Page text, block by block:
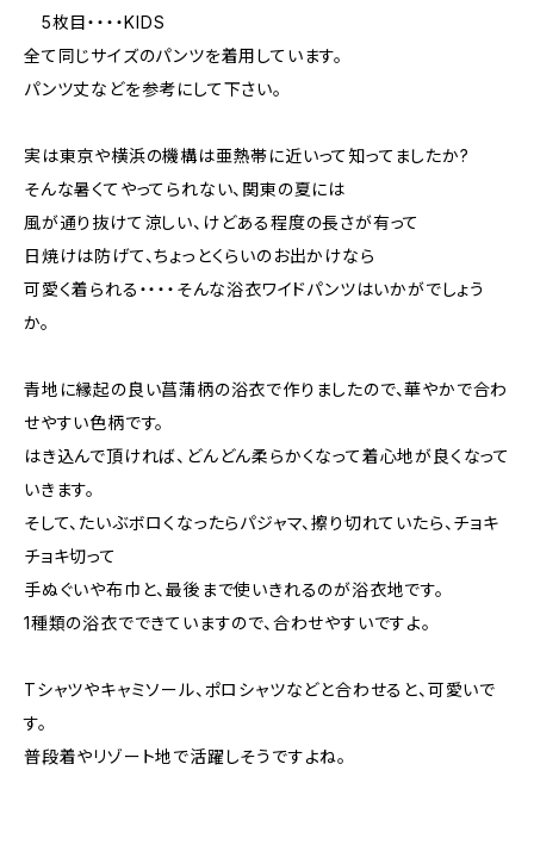
5枚目・・・・KIDS
全て同じサイズのパンツを着用しています。
パンツ丈などを参考にして下さい。
実は東京や横浜の機構は亜熱帯に近いって知ってましたか?
そんな暑くてやってられない、関東の夏には
風が通り抜けて涼しい、けどある程度の長さが有って
日焼けは防げて、ちょっとくらいのお出かけなら
可愛く着られる・・・・そんな浴衣ワイドパンツはいかがでしょう
か。
青地に縁起の良い菖蒲柄の浴衣で作りましたので、華やかで合わ
せやすい色柄です。
はき込んで頂ければ、どんどん柔らかくなって着心地が良くなって
いきます。
そして、たいぶボロくなったらパジャマ、擦り切れていたら、チョキ
チョキ切って
手ぬぐいや布巾と、最後まで使いきれるのが浴衣地です。
1種類の浴衣でできていますので、合わせやすいですよ。
Tシャツやキャミソール、ポロシャツなどと合わせると、可愛いで
す。
普段着やリゾート地で活躍しそうですよね。